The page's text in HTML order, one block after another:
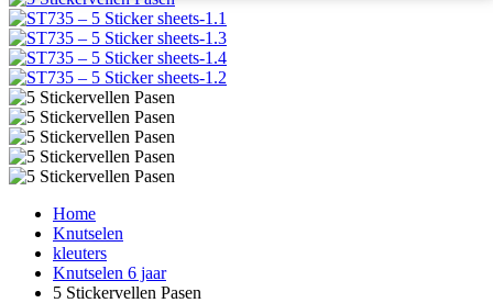
Home
Knutselen
kleuters
Knutselen 6 jaar
5 Stickervellen Pasen